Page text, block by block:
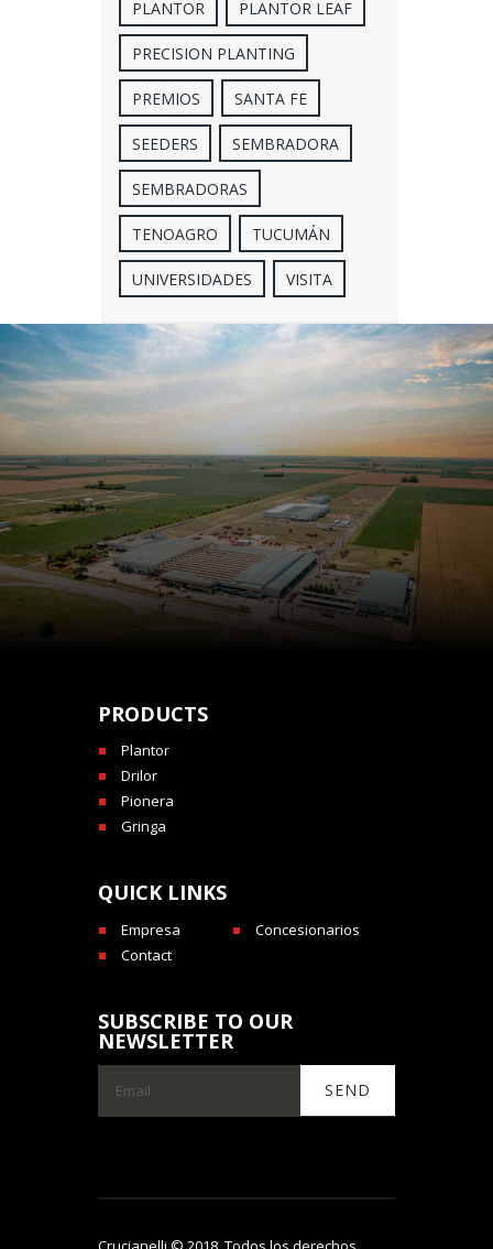
PLANTOR PLANTOR LEAF
PRECISION PLANTING
PREMIOS SANTA FE
SEEDERS SEMBRADORA
SEMBRADORAS
TENOAGRO TUCUMÁN
UNIVERSIDADES VISITA
PRODUCTS
Plantor
Drilor
Pionera
Gringa
QUICK LINKS
Empresa
Concesionarios
Contact
SUBSCRIBE TO OUR
NEWSLETTER